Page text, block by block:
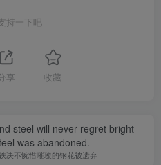
持一下吧
享 收藏
steel will never regret bright
was abandoned.
决不惋惜璀璨的钢花被遗弃